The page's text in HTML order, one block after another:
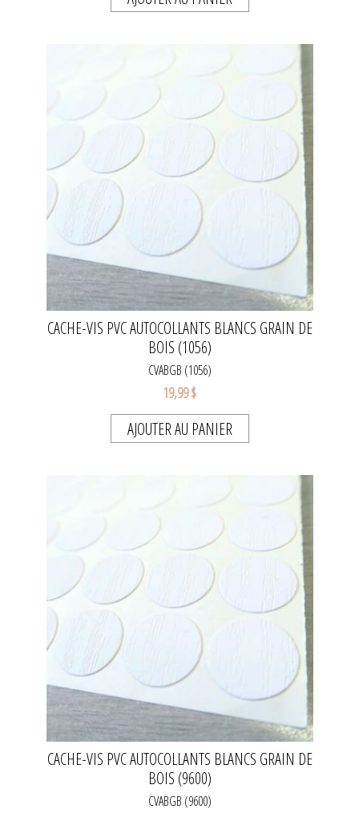
CACHE-VIS PVC AUTOCOLLANTS BLANCS GRAIN DE
BOIS (1056)
CVABGB (1056)
19,99 $
AJOUTER AU PANIER
CACHE-VIS PVC AUTOCOLLANTS BLANCS GRAIN DE
BOIS (9600)
CVABGB (9600)